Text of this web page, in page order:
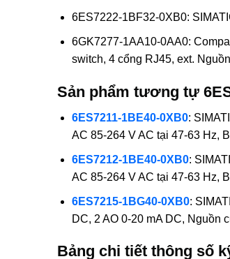
6ES7222-1BF32-0XB0:
6GK7277-1AA10-0AA0:
switch, 4 cổng RJ45, ext.
Sản phẩm tương tự
6ES7211-1BE40-0XB0:
AC 85-264 V AC tại 47-63 Hz,
6ES7212-1BE40-0XB0:
AC 85-264 V AC tại 47-63 Hz,
6ES7215-1BG40-0XB0:
DC, 2 AO 0-20 mA DC, Nguồn
Bảng chi tiết thông số